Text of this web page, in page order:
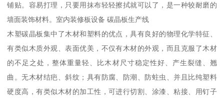
铺贴。容易打理，只要用抹布轻轻擦拭就可以了，是一种较耐磨的
墙面装饰材料。室内装修板设备 碳晶板生产线
木塑碳晶板集中了木材和塑料的优点，具有良好的物理化学特征、
有类似木质外观、表面优美，不仅有木材的外观，而且克服了木材
的不足之处，整体重量轻、比木材尺寸稳定性好、产生裂缝、翘
曲。无木材结疤、斜纹；具有防腐、防潮、防蛀虫、并且比纯塑料
硬度高，有类似木材的加工性，可进行切割、涂漆、粘接、用钉子